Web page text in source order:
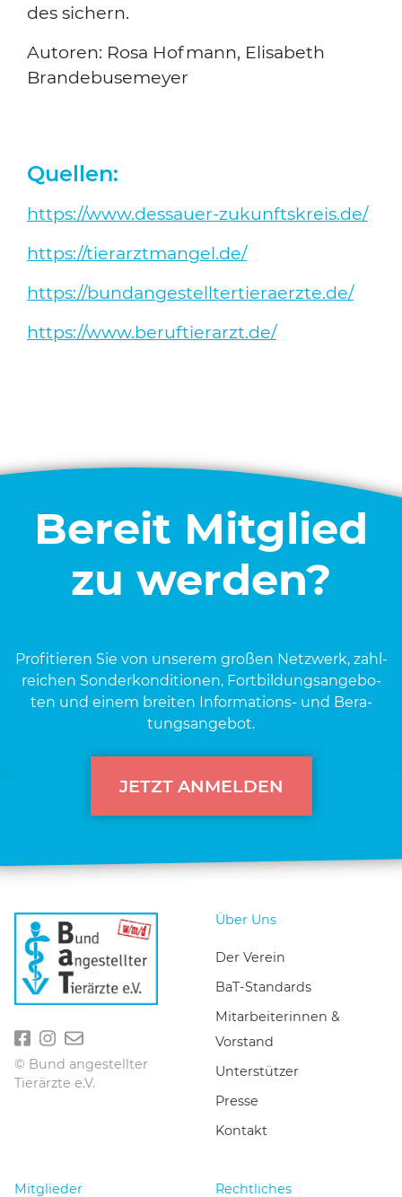
des sichern.
Autoren: Rosa Hof­mann, Eli­sa­beth
Bran­de­bu­se­mey­er
Quellen:
https://www.dessauer-zukunftskreis.de/
https://tierarztmangel.de/
https://bundangestelltertieraerzte.de/
https://www.beruftierarzt.de/
Bereit Mitglied
zu werden?
Pro­fi­tie­ren Sie von unse­rem gro­ßen Netz­werk, zahl­
rei­chen Son­der­kon­di­tio­nen, Fort­bil­dungs­an­ge­bo­
ten und einem brei­ten Infor­ma­ti­ons- und Bera­
tungs­an­ge­bot.
JETZT ANMELDEN
© Bund angestellter
Tierärzte e.V.
Über Uns
Der Verein
BaT-Standards
Mitarbeiterinnen &
Vorstand
Unterstützer
Presse
Kontakt
Mitglieder Rechtliches